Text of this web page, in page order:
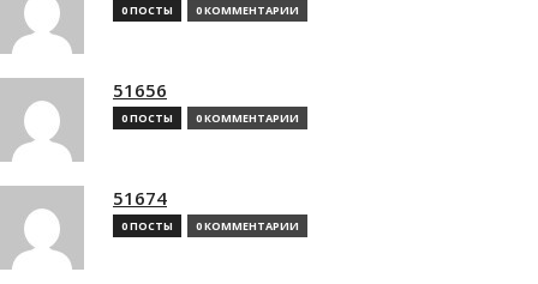
0 ПОСТЫ 0 КОММЕНТАРИИ
51656
0 ПОСТЫ 0 КОММЕНТАРИИ
51674
0 ПОСТЫ 0 КОММЕНТАРИИ